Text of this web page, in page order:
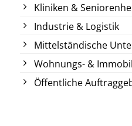
Kliniken &
Industrie & Logistik
Mittelständische
Wohnungs- &
Öffentliche